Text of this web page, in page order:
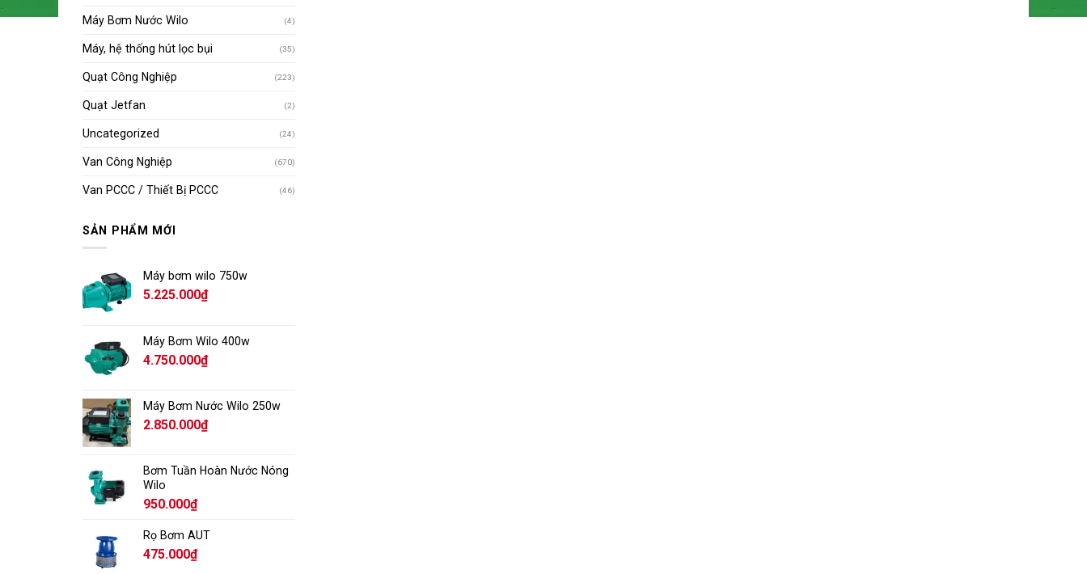
Máy Bơm Nước Wilo (4)
Máy, hệ thống hút lọc bụi (35)
Quạt Công Nghiệp (223)
Quạt Jetfan (2)
Uncategorized (24)
Van Công Nghiệp (670)
Van PCCC / Thiết Bị PCCC (46)
SẢN PHẨM MỚI
Máy bơm wilo 750w
5.225.000₫
Máy Bơm Wilo 400w
4.750.000₫
Máy Bơm Nước Wilo 250w
2.850.000₫
Bơm Tuần Hoàn Nước Nóng
Wilo
950.000₫
Rọ Bơm AUT
475.000₫